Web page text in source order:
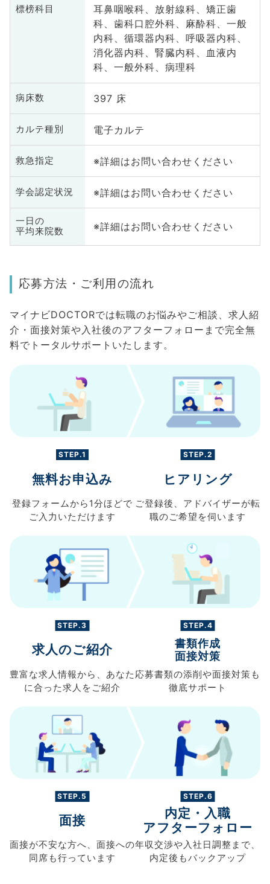
標榜科目
耳鼻咽喉科、放射線科、矯正歯
科、歯科口腔外科、麻酔科、一般
内科、循環器内科、呼吸器内科、
消化器内科、腎臓内科、血液内
科、一般外科、病理科
病床数 397 床
カルテ種別 電子カルテ
救急指定 ※詳細はお問い合わせください
学会認定状況 ※詳細はお問い合わせください
一日の
平均来院数
※詳細はお問い合わせください
応募方法・ご利用の流れ
マイナビDOCTORでは転職のお悩みやご相談、求人紹
介・面接対策や入社後のアフターフォローまで完全無
料でトータルサポートいたします。
STEP.1
無料お申込み
登録フォームから 1分ほどで
ご入力 いただけます
STEP.2
ヒアリング
ご登録後、 アドバイザーが転
職のご希望を伺います
STEP.3
求人のご紹介
豊富な求人情報から、 あなた
に合った求人を ご紹介
STEP.4
書類作成
面接対策
応募書類の添削や面接対策も
徹底サポート
STEP.5
面接
面接が不安な方へ、 面接への
同席も行っています
STEP.6
内定・入職
アフターフォロー
年収交渉や入社日調整まで、
内定後もバックアップ